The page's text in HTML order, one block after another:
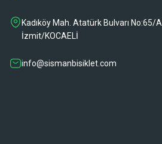
Kadıköy Mah. Atatürk Bulvarı No:65/A
İzmit/KOCAELİ
info@sismanbisiklet.com